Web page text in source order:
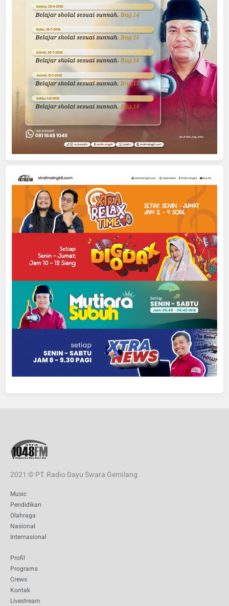
2021 © PT. Radio Dayu Swara Gemilang
Music
Pendidikan
Olahraga
Nasional
Internasional
Profil
Programs
Crews
Kontak
Livestream